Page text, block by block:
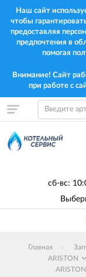
Наш сайт
чтобы
предоставляя
предпочтения в
помогая
Внимание! Сайт
при работе с
сб-вс:
Главная
ARISTON